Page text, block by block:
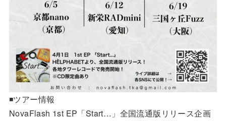
◾️ツアー情報
NovaFlash 1st EP「Start…」全国流通版リリース企画